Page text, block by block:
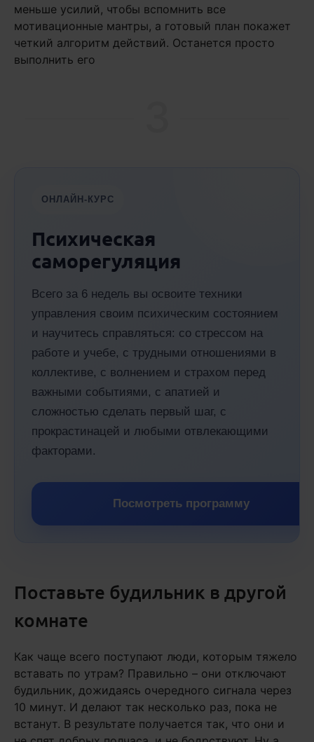
меньше усилий, чтобы вспомнить все
мотивационные мантры, а готовый план покажет
четкий алгоритм действий. Останется просто
выполнить его
ОНЛАЙН-КУРС
Психическая
саморегуляция
Всего за 6 недель вы освоите техники
управления своим психическим состоянием
и научитесь справляться: со стрессом на
работе и учебе, с трудными отношениями в
коллективе, с волнением и страхом перед
важными событиями, с апатией и
сложностью сделать первый шаг, с
прокрастинацей и любыми отвлекающими
факторами.
Посмотреть программу
Поставьте будильник в другой
комнате
Как чаще всего поступают люди, которым тяжело
вставать по утрам? Правильно – они отключают
будильник, дожидаясь очередного сигнала через
10 минут. И делают так несколько раз, пока не
встанут. В результате получается так, что они и